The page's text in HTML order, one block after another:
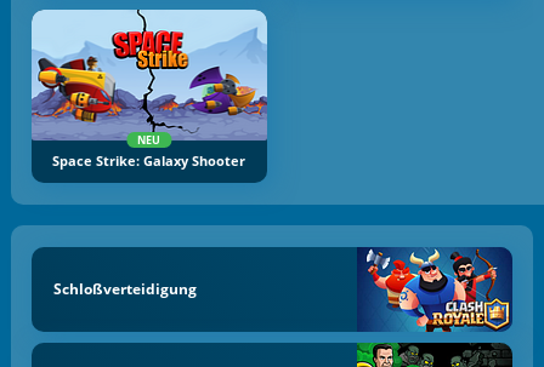
NEU
Space Strike: Galaxy Shooter
Schloßverteidigung